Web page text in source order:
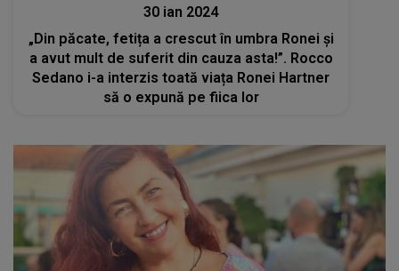
30 ian 2024
„Din păcate, fetița a crescut în umbra Ronei și
a avut mult de suferit din cauza asta!”. Rocco
Sedano i-a interzis toată viața Ronei Hartner
să o expună pe fiica lor